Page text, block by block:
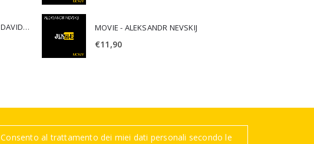
AAVV LONG TIME GONE - A TRIBUTE TO DAVID CROSBY MOVIE - ALEKSANDR NEVSKIJ
€11,90
Consento al trattamento dei miei dati personali secondo le